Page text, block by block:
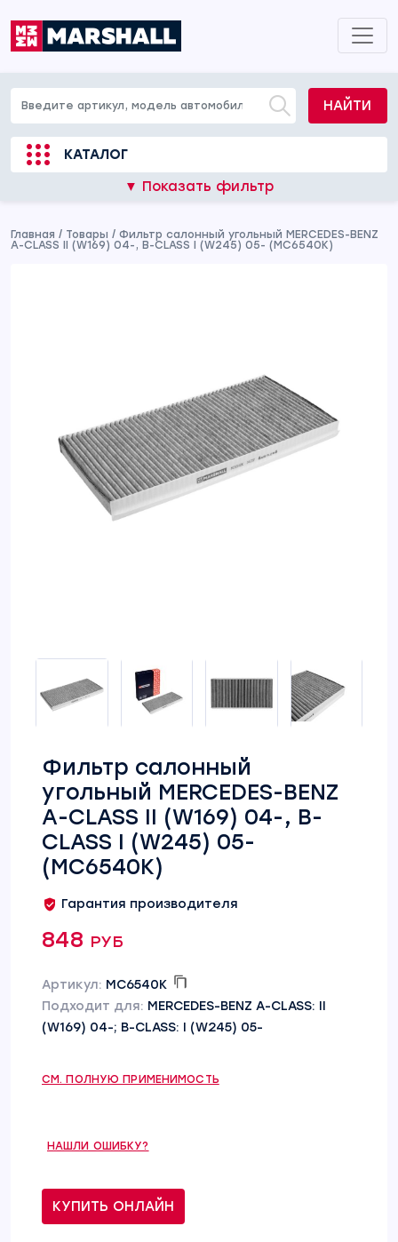
НАЙТИ
КАТАЛОГ
▼ Показать фильтр
Главная / Товары / Фильтр салонный угольный MERCEDES-BENZ
A-CLASS II (W169) 04-, B-CLASS I (W245) 05- (MC6540K)
Фильтр салонный
угольный MERCEDES-BENZ
A-CLASS II (W169) 04-, B-
CLASS I (W245) 05-
(MC6540K)
Гарантия производителя
848 руб
Артикул: MC6540K
Подходит для: MERCEDES-BENZ A-CLASS: II
(W169) 04-; B-CLASS: I (W245) 05-
СМ. ПОЛНУЮ ПРИМЕНИМОСТЬ
НАШЛИ ОШИБКУ?
КУПИТЬ ОНЛАЙН